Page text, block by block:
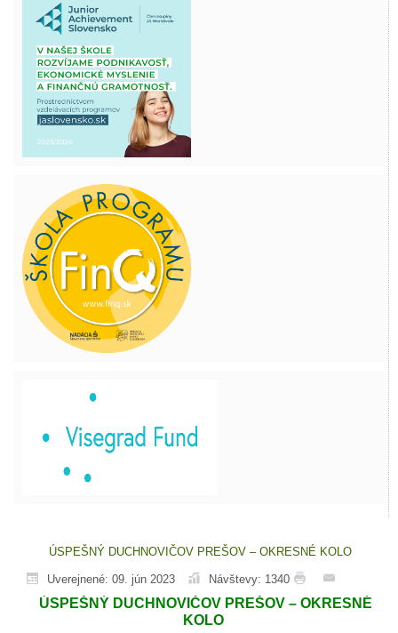
ÚSPEŠNÝ DUCHNOVIČOV PREŠOV – OKRESNÉ KOLO
Uverejnené: 09. jún 2023 Návštevy: 1340
ÚSPEŠNÝ DUCHNOVIČOV PREŠOV – OKRESNÉ
KOLO